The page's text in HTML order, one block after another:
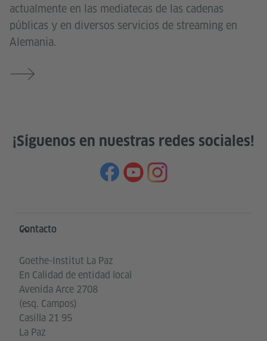
actualmente en las mediatecas de las cadenas
públicas y en diversos servicios de streaming en
Alemania.
¡Síguenos en nuestras redes sociales!
Service- und Informationsbereich
Contacto
Goethe-Institut La Paz
En Calidad de entidad local
Avenida Arce 2708
(esq. Campos)
Casilla 21 95
La Paz